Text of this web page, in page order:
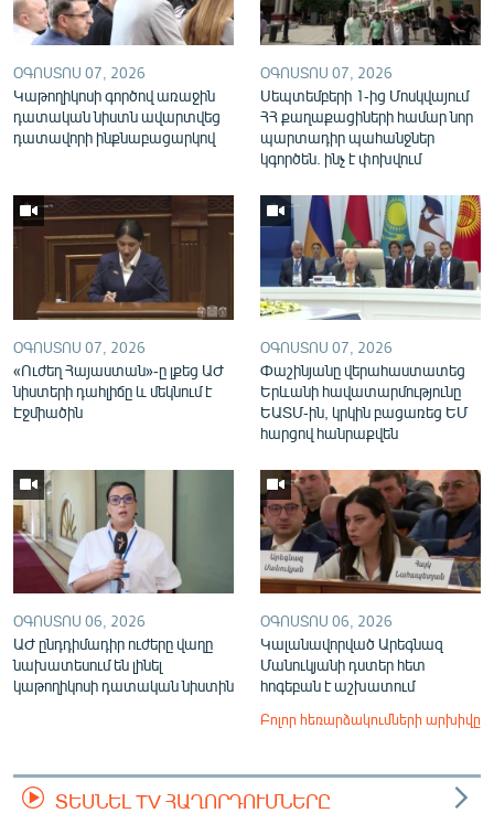
«Ազատության» բոլոր կայքերը
ՕԳՈՍՏՈՍ 07, 2026
Կաթողիկոսի գործով առաջին
դատական նիստն ավարտվեց
դատավորի ինքնաբացարկով
ՕԳՈՍՏՈՍ 07, 2026
Սեպտեմբերի 1-ից Մոսկվայում
ՀՀ քաղաքացիների համար նոր
պարտադիր պահանջներ
կգործեն. ինչ է փոխվում
ՕԳՈՍՏՈՍ 07, 2026
«Ուժեղ Հայաստան»-ը լքեց ԱԺ
նիստերի դահլիճը և մեկնում է
Էջմիածին
ՕԳՈՍՏՈՍ 07, 2026
Փաշինյանը վերահաստատեց
Երևանի հավատարմությունը
ԵԱՏՄ-ին, կրկին բացառեց ԵՄ
հարցով հանրաքվեն
ՕԳՈՍՏՈՍ 06, 2026
ԱԺ ընդդիմադիր ուժերը վաղը
նախատեսում են լինել
կաթողիկոսի դատական նիստին
ՕԳՈՍՏՈՍ 06, 2026
Կալանավորված Արեգնազ
Մանուկյանի դստեր հետ
հոգեբան է աշխատում
Բոլոր հեռարձակումների արխիվը
ՏԵՍՆԵԼ TV ՀԱՂՈՐԴՈՒՄՆԵՐԸ